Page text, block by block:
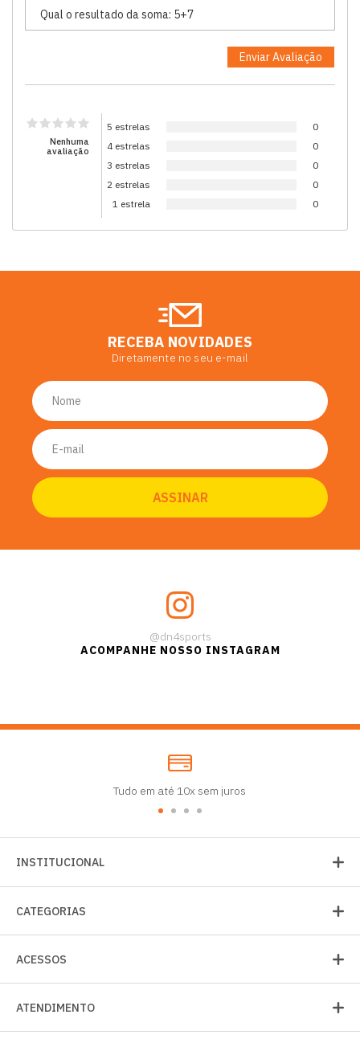
Nenhuma
avaliação
5 estrelas
0
4 estrelas
0
3 estrelas
0
2 estrelas
0
1 estrela
0
RECEBA NOVIDADES
Diretamente no seu e-mail
@dn4sports
ACOMPANHE NOSSO INSTAGRAM
Tudo em até 10x sem juros
INSTITUCIONAL
CATEGORIAS
ACESSOS
ATENDIMENTO